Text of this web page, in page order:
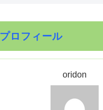
プロフィール
oridon